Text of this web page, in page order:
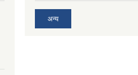
अन्य